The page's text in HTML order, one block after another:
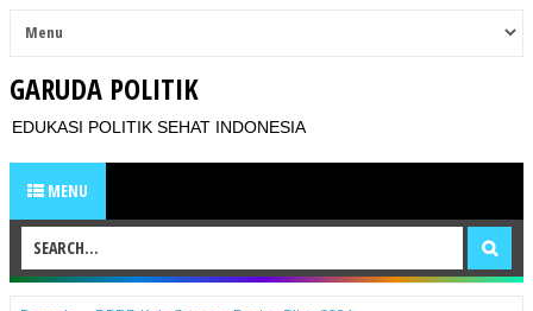
GARUDA POLITIK
EDUKASI POLITIK SEHAT INDONESIA
MENU